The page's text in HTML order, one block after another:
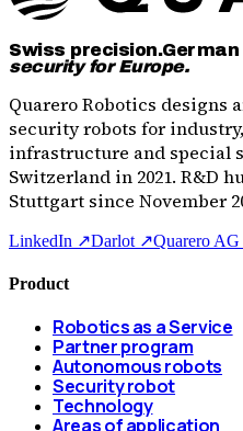
Swiss precision.
security for Europe.
Quarero Robotics designs
security robots for
infrastructure and special
Switzerland in 2021. R&D
Stuttgart since November
LinkedIn ↗Darlot ↗Quarero
Product
Robotics as a Service
Partner program
Autonomous robots
Security robot
Technology
Areas of application